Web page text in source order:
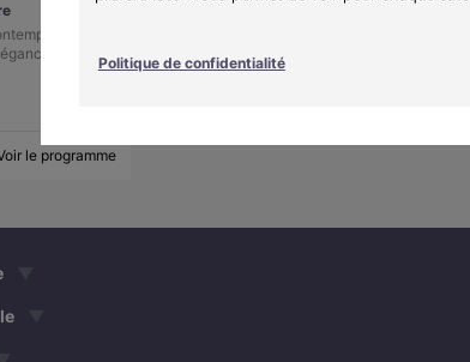
Politique de confidentialité
le programme